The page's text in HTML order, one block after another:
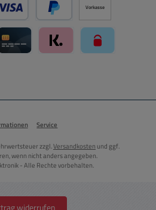
oder Debitkarte über PayPal
Später Bezahlen über PayPal
Vorkasse
Service
zzgl.Versandkosten und ggf.
wenn nicht anders angegeben.
- Alle Rechte vorbehalten.
widerrufen